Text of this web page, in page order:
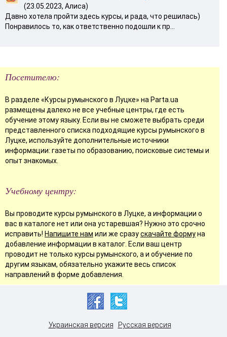
(23.05.2023, Алиса)
Давно хотела пройти здесь курсы, и рада, что решилась)
Понравилось то, как ответственно подошли к пр...
Посетителю:
В разделе «Курсы румынского в Луцке» на Parta.ua
размещены далеко не все учебные центры, где есть
обучение этому языку. Если вы не сможете выбрать среди
представленного списка подходящие курсы румынского в
Луцке, используйте дополнительные источники
информации: газеты по образованию, поисковые системы и
опыт знакомых.
Учебному центру:
Вы проводите курсы румынского в Луцке, а информации о
вас в каталоге нет или она устаревшая? Нужно это срочно
исправить! Напишите нам или же сразускачайте формуна
добавление информации в каталог. Если ваш центр
проводит не только курсы румынского, а и обучение по
другим языкам, обязательно укажите весь список
направлений в форме добавления.
Украинская версия Русская версия